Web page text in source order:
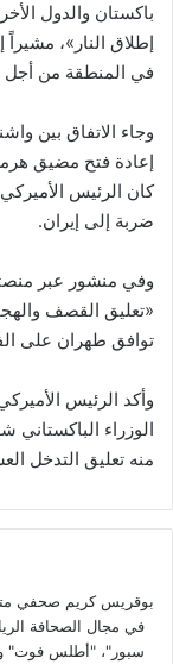
باكستان والدول
إطلاق النار»،
في المنطقة من أجل
وجاء الاتفاق بين
إعادة فتح مضيق
كان الرئيس
ضربة إلى إيران.
وفي منشور عبر
«تعليق القصف
توافق طهران على
وأكد الرئيس
الوزراء
منه تعليق التدخل
بوقريس كريم صحفي
في مجال الصحافة
سبور"، "أطلس فوت"